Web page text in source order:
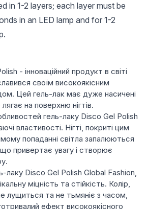
in 1-2 layers; each layer must be
in an LED lamp and for 1-2
- інноваційний продукт в світі
своїм високоякісним
Цей гель-лак має дуже насичені
на поверхню нігтів.
гель-лаку Disco Gel Polish
властивості. Нігті, покриті цим
попаданні світла запалюються
привертає увагу і створює
лаку Disco Gel Polish Global Fashion,
міцність та стійкість. Колір,
лущиться та не тьмяніє з часом,
ефект високоякісного